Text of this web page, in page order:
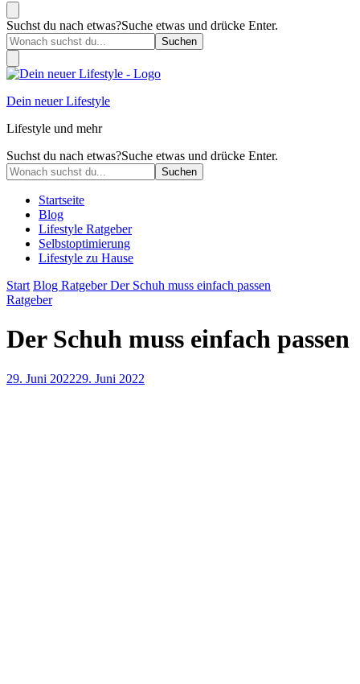
Suchst du nach etwas?Suche etwas und drücke Enter.
Dein neuer Lifestyle
Lifestyle und mehr
Suchst du nach etwas?Suche etwas und drücke Enter.
Startseite
Blog
Lifestyle Ratgeber
Selbstoptimierung
Lifestyle zu Hause
Start Blog RatgeberDer Schuh muss einfach passen
Ratgeber
Der Schuh muss einfach passen
29. Juni 202229. Juni 2022